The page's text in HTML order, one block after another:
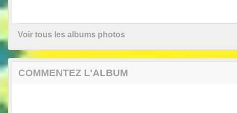
Voir tous les albums photos
COMMENTEZ L'ALBUM